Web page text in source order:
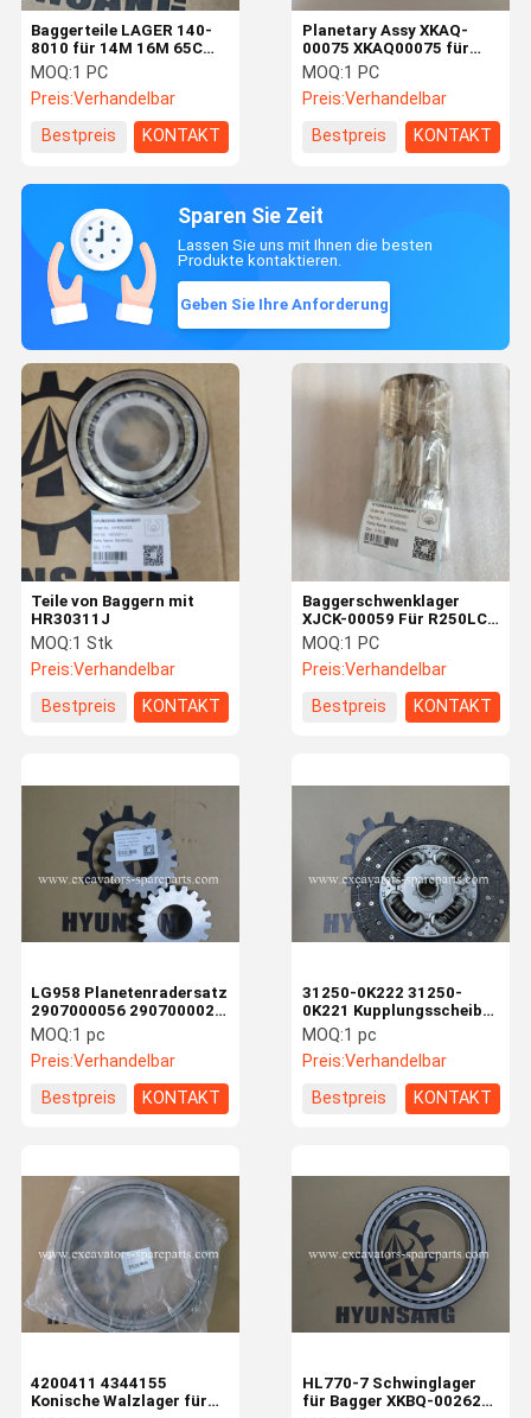
Baggerteile LAGER 140-
8010 für 14M 16M 65C
65E 75C 75D
MOQ:1 PC
Preis:Verhandelbar
Bestpreis
KONTAKT
Planetary Assy XKAQ-
00075 XKAQ00075 für
R160LC7 R180LC7
R210LC7
MOQ:1 PC
Preis:Verhandelbar
Bestpreis
KONTAKT
Sparen Sie Zeit
Lassen Sie uns mit Ihnen die besten
Produkte kontaktieren.
Geben Sie Ihre Anforderung
Baggerschwenklager
XJCK-00059 Für R250LC7
R290LC7 R305LC7
R320LC7
MOQ:1 PC
Preis:Verhandelbar
Bestpreis
KONTAKT
Teile von Baggern mit
HR30311J
MOQ:1 Stk
Preis:Verhandelbar
Bestpreis
KONTAKT
31250-0K222 31250-
0K221 Kupplungsscheibe
31250-0K280 31210-
0K280 31230-71050 für
Kun25 KUN36
MOQ:1 pc
Preis:Verhandelbar
Bestpreis
KONTAKT
LG958 Planetenradersatz
2907000056 2907000028
2907000015
MOQ:1 pc
Preis:Verhandelbar
Bestpreis
KONTAKT
HL770-7 Schwinglager
für Bagger XKBQ-00262
4200411 4344155
Konische Walzlager für